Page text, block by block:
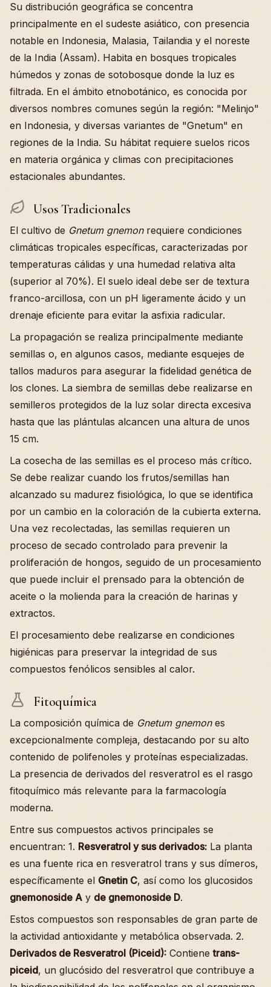
Su distribución geográfica se concentra
principalmente en el sudeste asiático, con presencia
notable en Indonesia, Malasia, Tailandia y el noreste
de la India (Assam). Habita en bosques tropicales
húmedos y zonas de sotobosque donde la luz es
filtrada. En el ámbito etnobotánico, es conocida por
diversos nombres comunes según la región: "Melinjo"
en Indonesia, y diversas variantes de "Gnetum" en
regiones de la India. Su hábitat requiere suelos ricos
en materia orgánica y climas con precipitaciones
estacionales abundantes.
Usos Tradicionales
El cultivo de Gnetum gnemonrequiere condiciones
climáticas tropicales específicas, caracterizadas por
temperaturas cálidas y una humedad relativa alta
(superior al 70%). El suelo ideal debe ser de textura
franco-arcillosa, con un pH ligeramente ácido y un
drenaje eficiente para evitar la asfixia radicular.
La propagación se realiza principalmente mediante
semillas o, en algunos casos, mediante esquejes de
tallos maduros para asegurar la fidelidad genética de
los clones. La siembra de semillas debe realizarse en
semilleros protegidos de la luz solar directa excesiva
hasta que las plántulas alcancen una altura de unos
15 cm.
La cosecha de las semillas es el proceso más crítico.
Se debe realizar cuando los frutos/semillas han
alcanzado su madurez fisiológica, lo que se identifica
por un cambio en la coloración de la cubierta externa.
Una vez recolectadas, las semillas requieren un
proceso de secado controlado para prevenir la
proliferación de hongos, seguido de un procesamiento
que puede incluir el prensado para la obtención de
aceite o la molienda para la creación de harinas y
extractos.
El procesamiento debe realizarse en condiciones
higiénicas para preservar la integridad de sus
compuestos fenólicos sensibles al calor.
Fitoquímica
La composición química de Gnetum gnemones
excepcionalmente compleja, destacando por su alto
contenido de polifenoles y proteínas especializadas.
La presencia de derivados del resveratrol es el rasgo
fitoquímico más relevante para la farmacología
moderna.
Entre sus compuestos activos principales se
encuentran: 1. Resveratrol y sus derivados: La planta
es una fuente rica en resveratrol trans y sus dímeros,
específicamente el Gnetin C, así como los glucosidos
gnemonoside A y de gnemonoside D.
Estos compuestos son responsables de gran parte de
la actividad antioxidante y metabólica observada. 2.
Derivados de Resveratrol (Piceid): Contienetrans-
piceid, un glucósido del resveratrol que contribuye a